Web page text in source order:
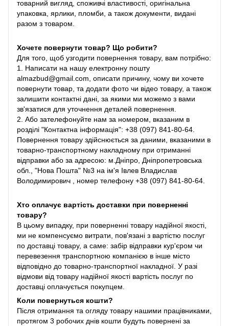
товарний вигляд, споживчі властивості, оригінальна
упаковка, ярлики, пломби, а також документи, видані
разом з товаром.
Хочете повернути товар? Що робити?
Для того, щоб узгодити повернення товару, вам потрібно:
1. Написати на нашу електронну пошту
almazbud@gmail.com, описати причину, чому ви хочете
повернути товар, та додати фото чи відео товару, а також
залишити контактні дані, за якими ми можемо з вами
зв'язатися для уточнення деталей повернення.
2. Або зателефонуйте нам за номером, вказаним в
розділі "Контактна інформація": +38 (097) 841-80-64.
Повернення товару здійснюється за даними, вказаними в
товарно-транспортному накладному при отриманні
відправки або за адресою: м.Дніпро, Дніпропетровська
обл., "Нова Пошта" №3 на ім'я Івлев Владислав
Володимирович , номер телефону +38 (097) 841-80-64.
Хто оплачує вартість доставки при поверненні
товару?
В цьому випадку, при поверненні товару надійної якості,
ми не компенсуємо витрати, пов'язані з вартістю послуг
по доставці товару, а саме: забір відправки кур'єром чи
перевезення транспортною компанією в інше місто
відповідно до товарно-транспортної накладної. У разі
відмови від товару надійної якості вартість послуг по
доставці оплачується покупцем.
Коли повернуться кошти?
Після отримання та огляду товару нашими працівниками,
протягом 3 робочих днів кошти будуть повернені за